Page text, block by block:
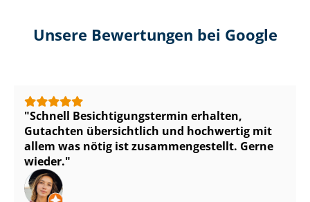
Unsere Bewertungen bei Google
Schnell Be­sich­ti­gungs­ter­min erhalten,
Gutachten übersichtlich und hochwertig mit
allem was nötig ist zu­sam­men­ge­stellt. Gerne
wieder.